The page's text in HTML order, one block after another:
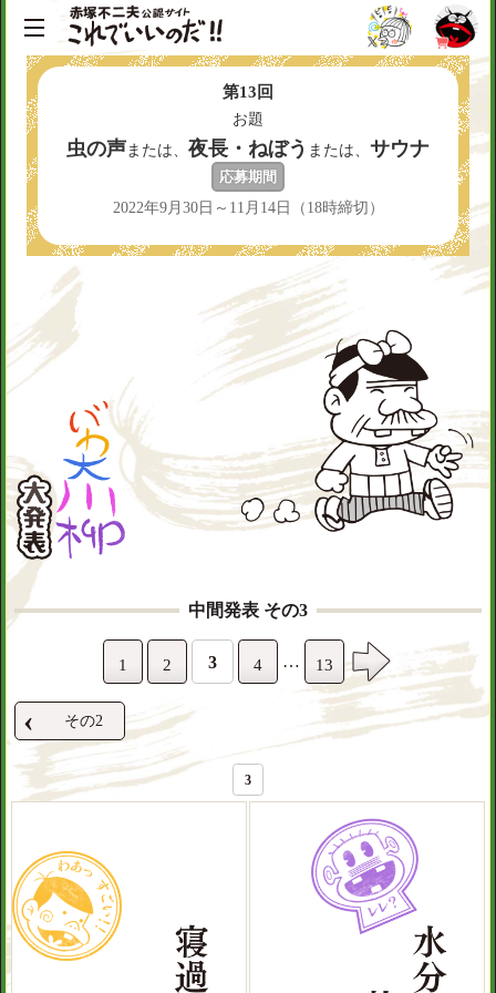
第13 回
お題
虫の声 または、 夜長・ねぼう または、 サウナ
応募期間
2022年9月30日～11月14日（18時締切）
中間発表 その3
1 2 3 4 … 13
‹ その2
3